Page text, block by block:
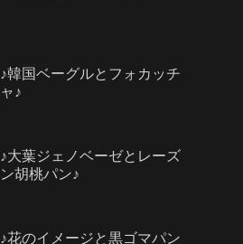
♪韓国ベーグルとフォカッチ
ャ♪
♪大葉ジェノベーゼとレーズ
ン胡桃パン♪
♪花のイメージと黒ゴマパン